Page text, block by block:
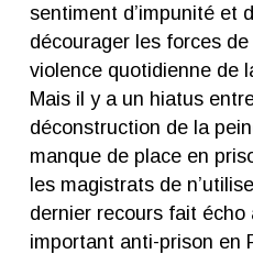
sentiment d’impunité et
décourager les forces
violence quotidienne de
Mais il y a un hiatus
déconstruction de la
manque de place en
les magistrats de
dernier recours fait écho
important anti-prison en